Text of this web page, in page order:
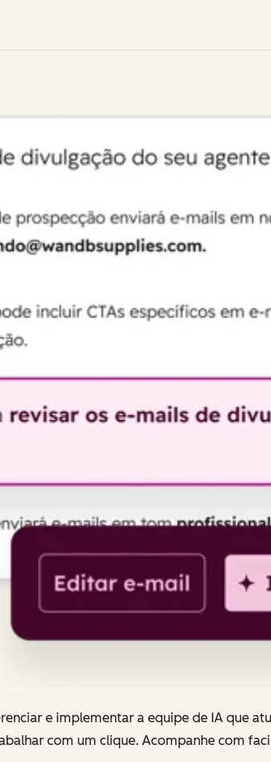
e implementar a equipe de IA que
com um clique. Acompanhe com